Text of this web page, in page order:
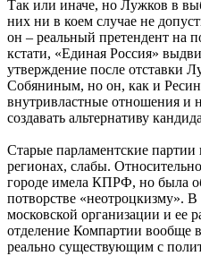
Так или иначе, но Лужков в
них ни в коем случае не
он – реальный претендент на
кстати, «Единая Россия»
утверждение после отставки
Собяниным, но он, как и
внутривластные отношения и
создавать альтернативу
Старые парламентские
регионах, слабы.
городе имела КПРФ, но была
потворстве «неотроцкизму». В
московской организации и ее
отделение Компартии вообще
реально существующим с